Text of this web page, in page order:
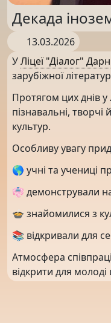
Декада
13.03.2026
УЛіцеї "Діалог"
зарубіжної
Протягом цих днів у
пізнавальні,
культур.
Особливу увагу
🌎 учні та учениці
👘 демонстрували
🍲 знайомилися з
📚 відкривали для
Атмосфера
відкрити для